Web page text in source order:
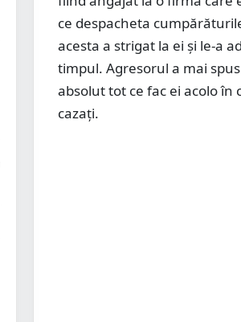
ce despacheta
acesta a strigat la ei și le-a
timpul. Agresorul a mai
absolut tot ce fac ei acolo în
cazaţi.